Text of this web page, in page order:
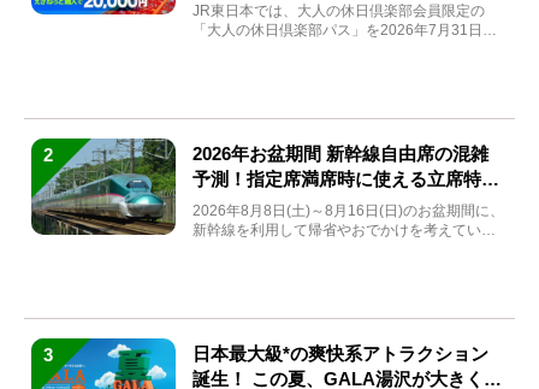
JR東日本では、大人の休日倶楽部会員限定の
「大人の休日倶楽部パス」を2026年7月31日
2
2026年お盆期間 新幹線自由席の混雑
予測！指定席満席時に使える立席特急
券も解説
2026年8月8日(土)～8月16日(日)のお盆期間に、
新幹線を利用して帰省やおでかけを考えている
3
日本最大級*の爽快系アトラクション
誕生！ この夏、GALA湯沢が大きく生